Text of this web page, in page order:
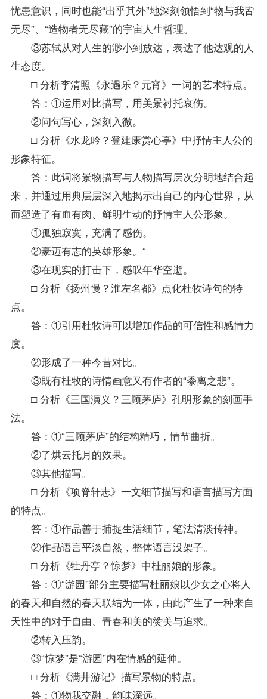
忧患意识，同时也能“出乎其外”地深刻领悟到“物与我皆
无尽”、“造物者无尽藏”的宇宙人生哲理。
③苏轼从对人生的渺小到放达，表达了他达观的人
生态度。
□ 分析李清照《永遇乐？元宵》一词的艺术特点。
答：①运用对比描写，用美景衬托哀伤。
②问句写心，深刻入微。
□ 分析《水龙吟？登建康赏心亭》中抒情主人公的
形象特征。
答：此词将景物描写与人物描写层次分明地结合起
来，并通过用典层层深入地揭示出自己的内心世界，从
而塑造了有血有肉、鲜明生动的抒情主人公形象。
①孤独寂寞，充满了感伤。
②豪迈有志的英雄形象。“
③在现实的打击下，感叹年华空逝。
□ 分析《扬州慢？淮左名都》点化杜牧诗句的特
点。
答：①引用杜牧诗可以增加作品的可信性和感情力
度。
②形成了一种今昔对比。
③既有杜牧的诗情画意又有作者的“黍离之悲”。
□ 分析《三国演义？三顾茅庐》孔明形象的刻画手
法。
答：①“三顾茅庐”的结构精巧，情节曲折。
②了烘云托月的效果。
③其他描写。
□ 分析《项脊轩志》一文细节描写和语言描写方面
的特点。
答：①作品善于捕捉生活细节，笔法清淡传神。
②作品语言平淡自然，整体语言没架子。
□ 分析《牡丹亭？惊梦》中杜丽娘的形象。
答：①“游园”部分主要描写杜丽娘以少女之心将人
的春天和自然的春天联结为一体，由此产生了一种来自
天性中的对于自由、青春和美的赞美与追求。
②转入压韵。
③“惊梦”是“游园”内在情感的延伸。
□ 分析《满井游记》描写景物的特点。
答：①物我交融，韵味深远。